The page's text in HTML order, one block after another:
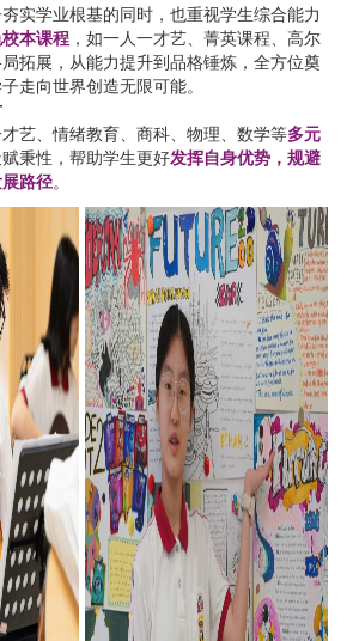
实学业根基的同时，也重视学生综合能力
本课程 ，如一人一才艺、菁英课程、高尔
拓展， 从能力提升到品格锤炼，全方位奠
走向世界创造无限可能。
艺、情绪教育、商科、物理、数学等多元
赋秉性，帮助学生更好发挥自身优势，规避
展路径。